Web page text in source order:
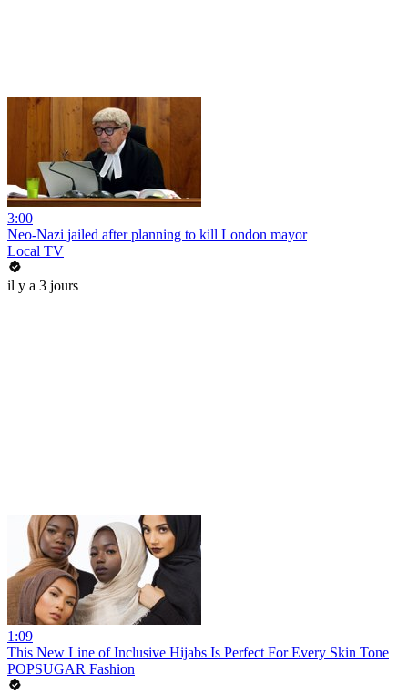
3:00
Neo-Nazi jailed after planning to kill London mayor
Local TV
il y a 3 jours
1:09
This New Line of Inclusive Hijabs Is Perfect For Every Skin Tone
POPSUGAR Fashion